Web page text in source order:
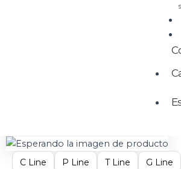
C Line P Line T Line G Line